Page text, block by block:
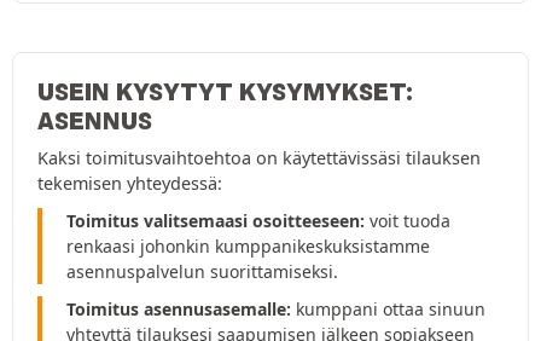
USEIN KYSYTYT KYSYMYKSET:
ASENNUS
Kaksi toimitusvaihtoehtoa on käytettävissäsi tilauksen
tekemisen yhteydessä:
Toimitus valitsemaasi osoitteeseen: voit tuoda
renkaasi johonkin kumppanikeskuksistamme
asennuspalvelun suorittamiseksi.
Toimitus asennusasemalle: kumppani ottaa sinuun
yhteyttä tilauksesi saapumisen jälkeen sopiakseen